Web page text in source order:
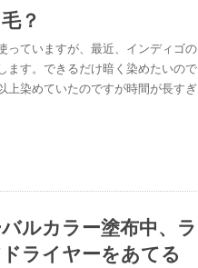
？
っていますが、最近、インディゴの
ます。できるだけ暗く染めたいので
上染めていたのですが時間が長すぎ
ルカラー塗布中、ラ
ライヤーをあてる